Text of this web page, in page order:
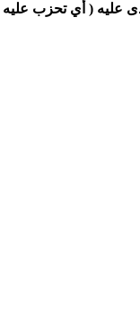
( أي تحزب عليه )